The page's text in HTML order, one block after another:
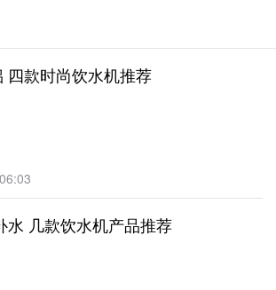
四款时尚饮水机推荐
水 几款饮水机产品推荐